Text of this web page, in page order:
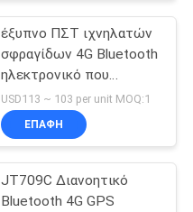
έξυπνο ΠΣΤ ιχνηλατών
σφραγίδων 4G Bluetooth
ηλεκτρονικό που
ακολουθεί Jointech
JT709C
USD113 ~ 103 per unit MOQ:1
ΕΠΑΦΉ
JT709C Διανοητικό
Bluetooth 4G GPS